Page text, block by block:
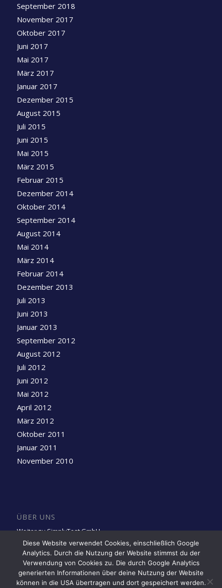
September 2018
November 2017
Oktober 2017
Juni 2017
Mai 2017
März 2017
Januar 2017
Dezember 2015
August 2015
Juli 2015
Juni 2015
Mai 2015
März 2015
Februar 2015
Dezember 2014
Oktober 2014
September 2014
August 2014
Mai 2014
März 2014
Februar 2014
Dezember 2013
Juli 2013
Juni 2013
Januar 2013
September 2012
August 2012
Juli 2012
Juni 2012
Mai 2012
April 2012
März 2012
Oktober 2011
Januar 2011
November 2010
ÜBER UNS
Weiter zu SimplyTest GmbH
Folge uns auf LinkedIn
Diese Website verwendet Cookies, einschließlich Google
Analytics. Durch die Nutzung der Website stimmst du der
Verwendung von Cookies zu. Die durch Google Analytics
generierten Informationen über deine Nutzung der Website
können in die USA übertragen und dort gespeichert werden.